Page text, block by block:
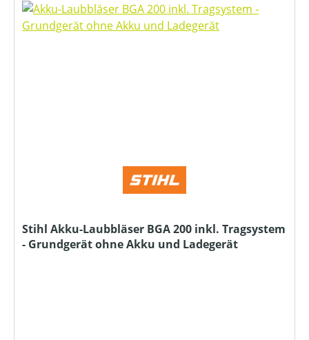
Stihl Akku-Laubbläser BGA 200 inkl. Tragsystem
- Grundgerät ohne Akku und Ladegerät